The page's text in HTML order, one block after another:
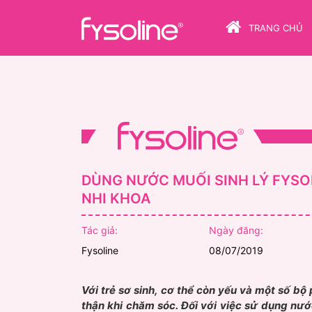
TRANG CHỦ
DÙNG NƯỚC MUỐI SINH LÝ
NHI KHOA
Tác giả:
Fysoline
Ngày đăng:
08/07/2019
Với trẻ sơ sinh, cơ thể còn yếu và một số
thận khi chăm sóc. Đối với việc sử dụng